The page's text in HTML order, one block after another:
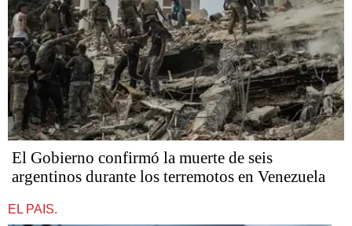
El Gobierno confirmó la muerte de seis
argentinos durante los terremotos en Venezuela
EL PAIS.